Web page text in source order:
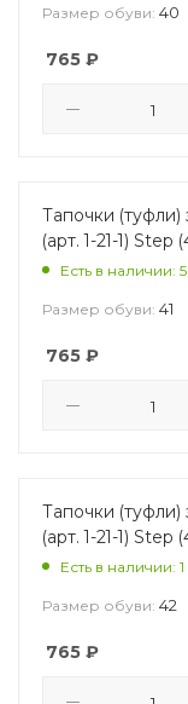
Размер обуви: 40
765 ₽
Тапочки (туфли)
(арт. 1-21-1) Step
Есть в наличии: 5
Размер обуви: 41
765 ₽
Тапочки (туфли)
(арт. 1-21-1) Step
Есть в наличии: 1
Размер обуви: 42
765 ₽